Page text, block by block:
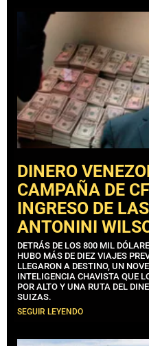
DINERO
CAMPAÑA DE
INGRESO DE
ANTONINI
DETRÁS DE LOS 800 MIL
HUBO MÁS DE DIEZ VIAJES
LLEGARON A DESTINO, UN
INTELIGENCIA CHAVISTA QUE
POR ALTO Y UNA RUTA DEL
SUIZAS.
SEGUIR LEYENDO